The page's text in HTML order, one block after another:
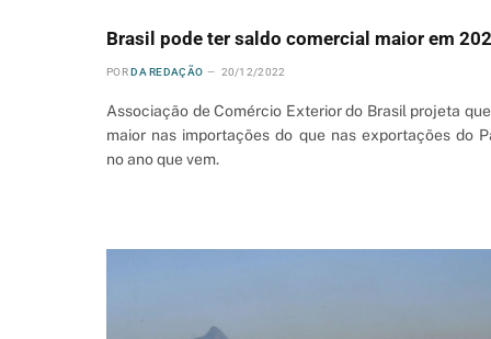
Brasil pode ter saldo comercial maior em
POR DA REDAÇÃO 20/12/2022
Associação de Comércio Exterior do Brasil projeta
maior nas importações do que nas exportações do
no ano que vem.